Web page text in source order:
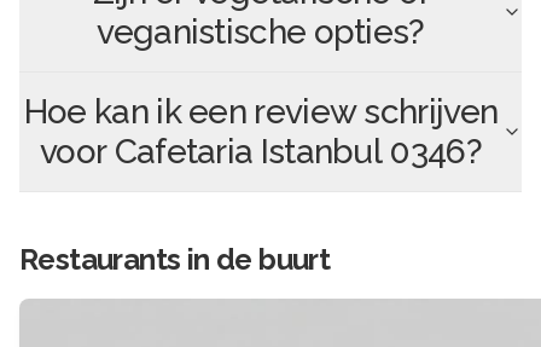
veganistische opties?
Hoe kan ik een review schrijven
voor Cafetaria Istanbul 0346?
Restaurants in de buurt